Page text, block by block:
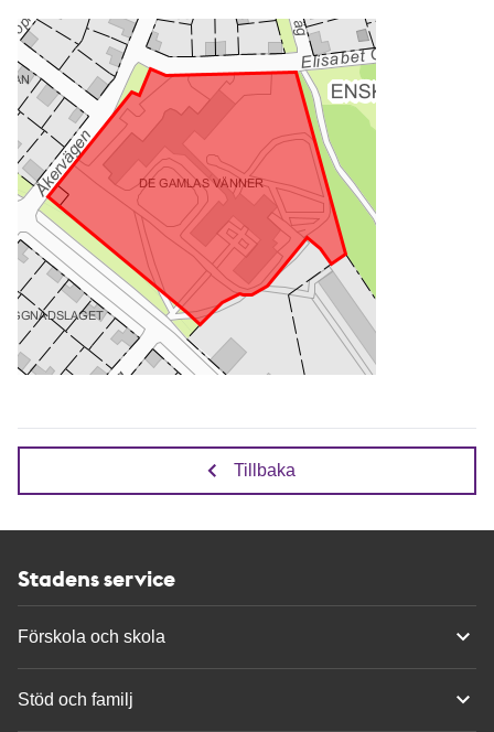
Tillbaka
Stadens service
Förskola och skola
Stöd och familj